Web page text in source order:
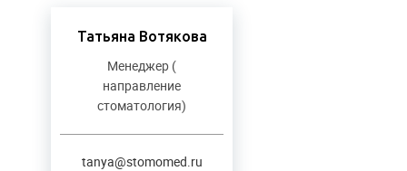
Татьяна Вотякова
Менеджер (
направление
стоматология)
tanya@stomomed.ru